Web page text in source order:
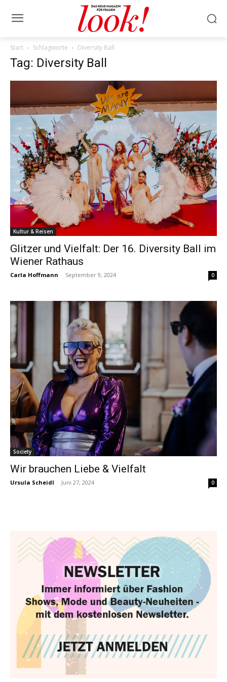
Start Schlagworte Diversity Ball
Tag: Diversity Ball
Kultur & Reisen
Glitzer und Vielfalt: Der 16. Diversity Ball im
Wiener Rathaus
Carla Hoffmann - September 9, 2024 0
Society
Wir brauchen Liebe & Vielfalt
Ursula Scheidl - Juni 27, 2024 0